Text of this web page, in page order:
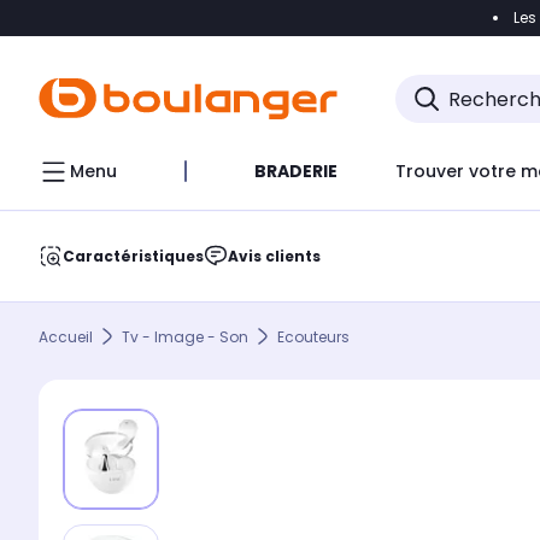
Accéder
Menu BRADERIE Trouver votre
Caractéristiques Avis clients
Accueil Tv - Image - Son Ecouteurs